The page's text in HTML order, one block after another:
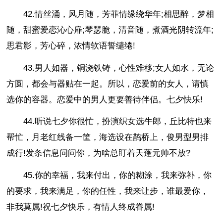
42.情丝涌，风月随，芳菲情缘绕华年;相思醉，梦相
随，甜蜜爱恋沁心扉;琴瑟脆，清音随，煮酒光阴转流年;
思君影，芳心碎，浓情软语誓缱绻!
43.男人如器，铜浇铁铸，心性难移;女人如水，无论
方圆，都会与器贴在一起。所以，恋爱前的女人，请慎
选你的容器。恋爱中的男人更要善待伴侣。七夕快乐!
44.听说七夕你很忙，扮演织女选牛郎，丘比特也来
帮忙，月老红线备一筐，海选设在鹊桥上，俊男型男排
成行!发条信息问问你，为啥总盯着天蓬元帅不放?
45.你的幸福，我来付出，你的糊涂，我来弥补，你
的要求，我来满足，你的任性，我来让步，谁最爱你，
非我莫属!祝七夕快乐，有情人终成眷属!